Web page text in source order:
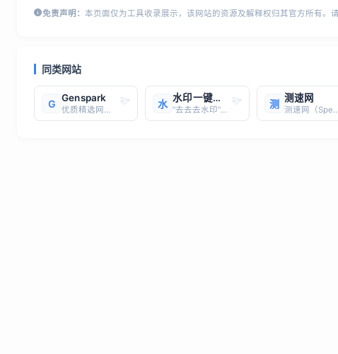
免责声明： 本页面仅为工具收录展示，该网站的资源及解释权归其官方所有。
同类网站
G Genspark
优质精选网站，一键直达
水 水印一键去去去—免费在线去水印精灵，一键涂抹，轻松去除，无痕图片去水印，在线抠图去背景
“去去去水印”是一款基于人工智能技术的在线去水印工具，能够快速、高效地去除图片中的水印、文字、标志等元素。以下是关于“去去去水印”的详细信息：1. **功能特点**：- **高效便捷**：用户只需上传图片并涂抹水印区域，点击处理按钮，即可在几秒钟内完成去水印操作，无需复杂的技术背景或专业
测 测速网
测速网（SpeedTest.cn ）是一款专业的网络测速工具，提供多种网络性能测试服务，包括宽带测速、Wi-Fi测速、5G测速、Ping测试、路由测试等。其主要